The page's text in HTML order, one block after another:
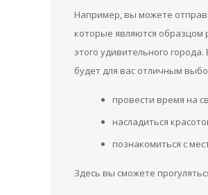
Например, вы можете
которые являются образцом
этого удивительного
будет для вас отличным
провести время на
насладиться
познакомиться с
Здесь вы сможете